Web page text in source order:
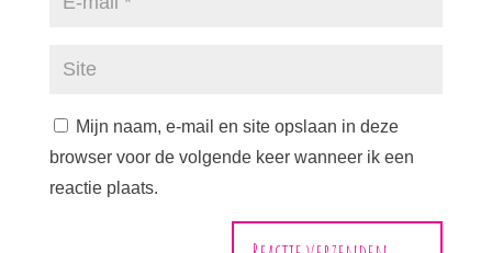
Mijn naam, e-mail en site opslaan in deze
browser voor de volgende keer wanneer ik een
reactie plaats.